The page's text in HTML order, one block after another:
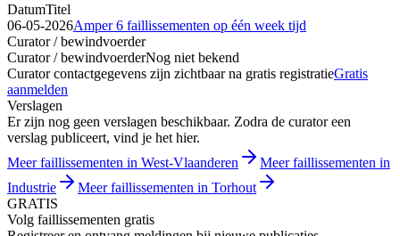
DatumTitel
06-05-2026Amper 6 faillissementen op één week tijd
Curator / bewindvoerder
Curator / bewindvoerderNog niet bekend
Curator contactgegevens zijn zichtbaar na gratis registratieGratis
aanmelden
Verslagen
Er zijn nog geen verslagen beschikbaar. Zodra de curator een
verslag publiceert, vind je het hier.
Meer faillissementen in West-Vlaanderen
Meer faillissementen in
Industrie
Meer faillissementen in Torhout
GRATIS
Volg faillissementen gratis